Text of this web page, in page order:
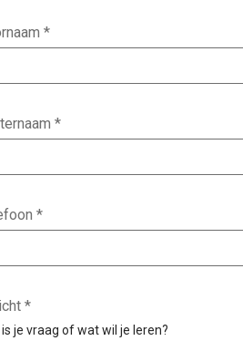
*
*
*
*
je vraag of wat wil je leren?